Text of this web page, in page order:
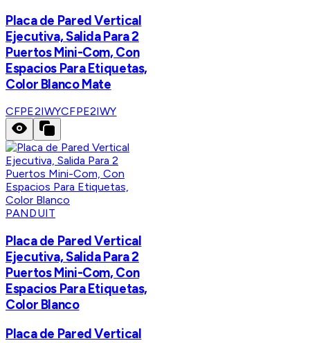
Placa de Pared Vertical
Ejecutiva, Salida Para 2
Puertos Mini-Com, Con
Espacios Para Etiquetas,
Color Blanco Mate
CFPE2IWYCFPE2IWY
PANDUIT
Placa de Pared Vertical
Ejecutiva, Salida Para 2
Puertos Mini-Com, Con
Espacios Para Etiquetas,
Color Blanco
Placa de Pared Vertical